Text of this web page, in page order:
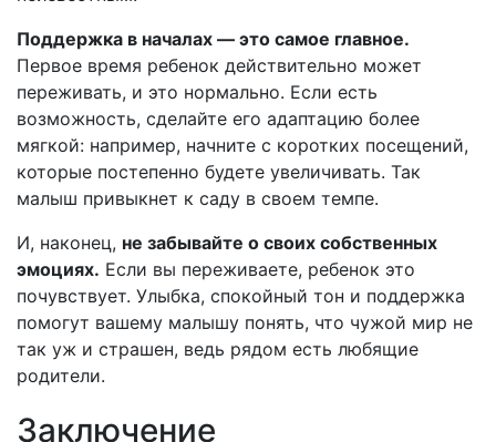
Поддержка в началах — это самое главное.
Первое время ребенок действительно может
переживать, и это нормально. Если есть
возможность, сделайте его адаптацию более
мягкой: например, начните с коротких посещений,
которые постепенно будете увеличивать. Так
малыш привыкнет к саду в своем темпе.
И, наконец, не забывайте о своих собственных
эмоциях. Если вы переживаете, ребенок это
почувствует. Улыбка, спокойный тон и поддержка
помогут вашему малышу понять, что чужой мир не
так уж и страшен, ведь рядом есть любящие
родители.
Заключение